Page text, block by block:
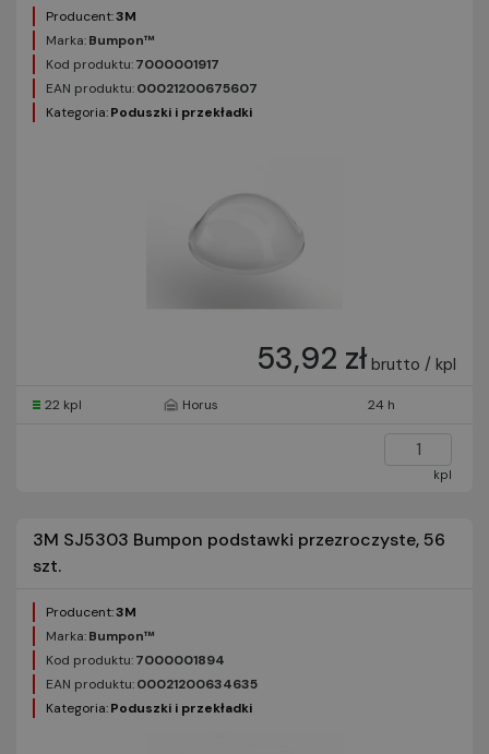
Producent:3M
Marka:Bumpon™
Kod produktu:7000001917
EAN produktu:00021200675607
Kategoria:Poduszki i przekładki
53,92 zł brutto / kpl
22 kpl Horus 24 h
kpl
3M SJ5303 Bumpon podstawki przezroczyste, 56
szt.
Producent:3M
Marka:Bumpon™
Kod produktu:7000001894
EAN produktu:00021200634635
Kategoria:Poduszki i przekładki